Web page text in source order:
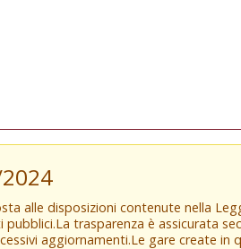
alle disposizioni contenute nella
trasparenza è assicurata
aggiornamenti.Le gare create